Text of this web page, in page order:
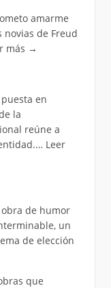
amarme
novias de Freud
más →
en
la
reúne a
Leer
de humor
un
de elección
que